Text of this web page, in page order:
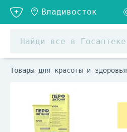
Товары для красоты и здоровья